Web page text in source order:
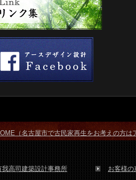
（名古屋市で古民家再生をお考えの方は
我高司建築設計事務所 お客様の